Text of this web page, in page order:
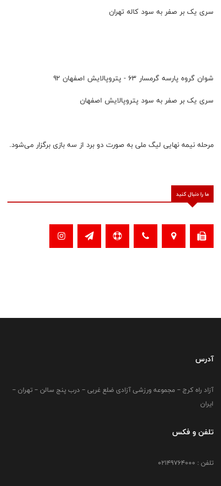
سری یک بر صفر به سود کاله تهران
شوان گروه پارسه گرمسار ۶۳ - پتروپالایش اصفهان ۹۲
سری یک بر صفر به سود پتروپالایش اصفهان
مرحله نیمه نهایی لیگ ملی به صورت دو برد از سه بازی برگزار می‌شود.
ما را دنبال کنید
آدرس
آزاد راه کرج – مجموعه ورزشی آزادی ضلع غربی – درب پنج سالن – تهران –
ایران
تلفن و فکس
تلفن : 02149764000